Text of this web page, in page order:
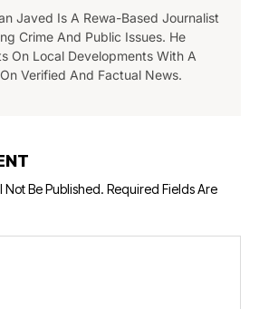
Javed Is A Rewa-Based Journalist
Crime And Public Issues. He
On Local Developments With A
Verified And Factual News.
Not Be Published. Required Fields Are